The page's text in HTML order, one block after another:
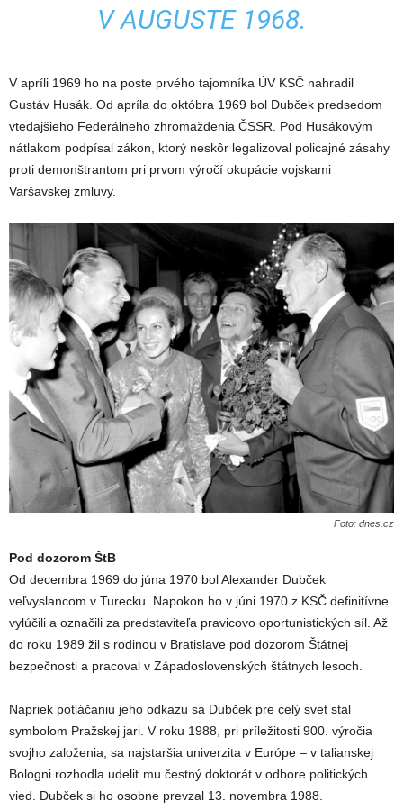
V AUGUSTE 1968.
V apríli 1969 ho na poste prvého tajomníka ÚV KSČ nahradil
Gustáv Husák. Od apríla do októbra 1969 bol Dubček predsedom
vtedajšieho Federálneho zhromaždenia ČSSR. Pod Husákovým
nátlakom podpísal zákon, ktorý neskôr legalizoval policajné zásahy
proti demonštrantom pri prvom výročí okupácie vojskami
Varšavskej zmluvy.
Foto: dnes.cz
Pod dozorom ŠtB
Od decembra 1969 do júna 1970 bol Alexander Dubček
veľvyslancom v Turecku. Napokon ho v júni 1970 z KSČ definitívne
vylúčili a označili za predstaviteľa pravicovo oportunistických síl. Až
do roku 1989 žil s rodinou v Bratislave pod dozorom Štátnej
bezpečnosti a pracoval v Západoslovenských štátnych lesoch.
Napriek potláčaniu jeho odkazu sa Dubček pre celý svet stal
symbolom Pražskej jari. V roku 1988, pri príležitosti 900. výročia
svojho založenia, sa najstaršia univerzita v Európe – v talianskej
Bologni rozhodla udeliť mu čestný doktorát v odbore politických
vied. Dubček si ho osobne prevzal 13. novembra 1988.